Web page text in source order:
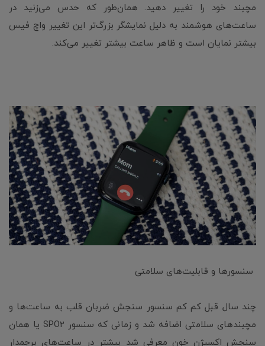
مچبند خود را تغییر دهید. همان‌طور که حدس می‌‌زنید در
ساعت‌های هوشمند به دلیل نمایشگر بزرگ‌تر این تغییر واچ فیس
بیشتر نمایان است و ظاهر ساعت بیشتر تغییر می‌کند.
سنسورها و قابلیت‌های سلامتی
چند سال قبل کم کم سنسور سنجش ضربان قلب به ساعت‌ها و
مچبندهای سلامتی اضافه شد و زمانی که سنسور SPO2 یا همان
سنجش اکسیژن خون معرفی شد بیشتر در ساعت‌های پرچمدار